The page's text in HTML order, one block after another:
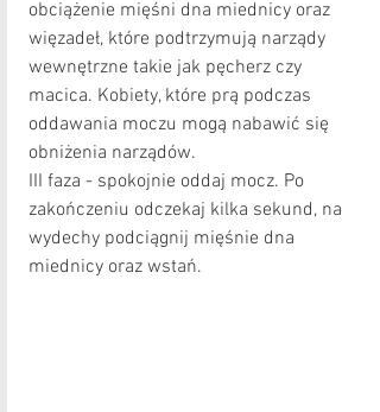
obciążenie mięśni dna miednicy oraz
więzadeł, które podtrzymują narządy
wewnętrzne takie jak pęcherz czy
macica. Kobiety, które prą podczas
oddawania moczu mogą nabawić się
obniżenia narządów.
III faza - spokojnie oddaj mocz. Po
zakończeniu odczekaj kilka sekund, na
wydechy podciągnij mięśnie dna
miednicy oraz wstań.